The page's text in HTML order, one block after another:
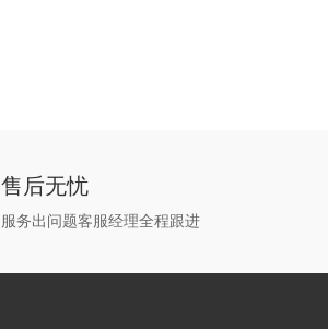
售后无忧
服务出问题客服经理全程跟进